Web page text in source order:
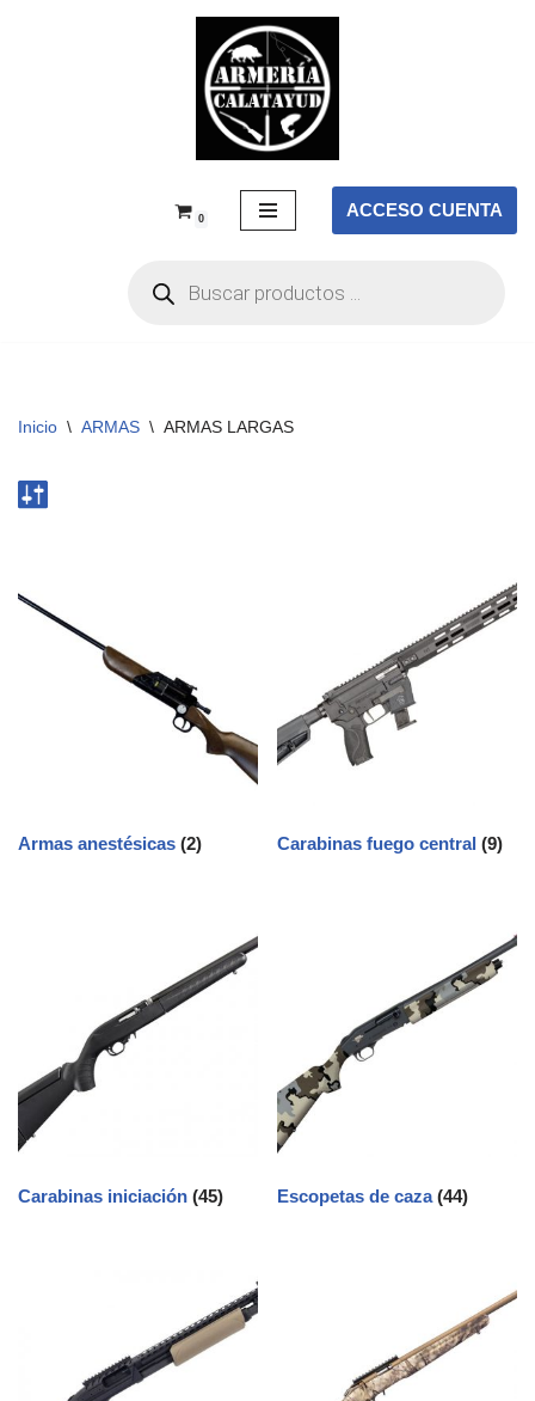
0 ACCESO CUENTA
Inicio \ ARMAS \ ARMAS LARGAS
Armas anestésicas (2) Carabinas fuego central(9)
Carabinas iniciación (45) Escopetas de caza(44)